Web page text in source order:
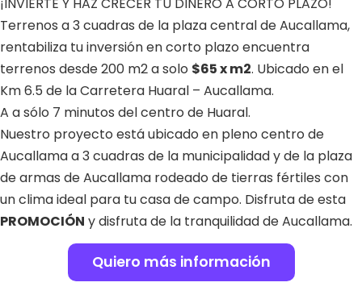
Terrenos a 3 cuadras de la plaza central de Aucallama,
rentabiliza tu inversión en corto plazo encuentra
terrenos desde 200 m2 a solo $65 x m2. Ubicado en el
Km 6.5 de la Carretera Huaral – Aucallama.
A a sólo 7 minutos del centro de Huaral.
Nuestro proyecto está ubicado en pleno centro de
Aucallama a 3 cuadras de la municipalidad y de la plaza
de armas de Aucallama rodeado de tierras fértiles con
un clima ideal para tu casa de campo. Disfruta de esta
PROMOCIÓN y disfruta de la tranquilidad de Aucallama.
Quiero más información